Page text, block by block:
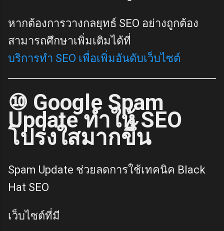
หากต้องการวางกลยุทธ์ SEO อย่างถูกต้อง
สามารถศึกษาเพิ่มเติมได้ที่
บริการทำ SEO เพื่อเพิ่มอันดับเว็บไซต์
⑩ Google Spam
Update ทำให้ SEO
โปร่งใสมากขึ้น
Spam Update ช่วยลดการใช้เทคนิค Black
Hat SEO
เว็บไซต์ที่มี